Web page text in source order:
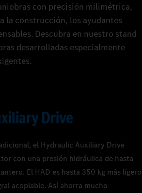
con precisión milimétrica,
la construcción, los ayudantes
Descubra en nuestro stand
desarrolladas especialmente
Drive
el Hydraulic Auxiliary Drive
con una presión hidráulica de hasta
El HAD es hasta 350 kg más ligero
acoplable. Así ahorra mucho